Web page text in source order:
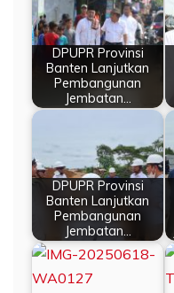
DPUPR Provinsi
Banten Lanjutkan
Pembangunan
Jembatan…
DPUPR Provinsi
Banten Lanjutkan
Pembangunan
Jembatan…